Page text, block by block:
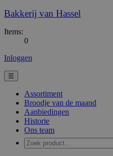
Bakkerij van Hassel
Items:
0
Inloggen
☰
Assortiment
Broodje van de maand
Aanbiedingen
Historie
Ons team